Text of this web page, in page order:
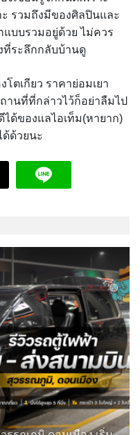
รวมถึงมีของศิลปินและ
บบรวมอยู่ด้วย ไม่ควร
ที่ระลึกกลับบ้านดู
ตเกียว ราคาย่อมเยา
านที่ที่กล่าวไว้ก็อย่าลืมไป
ด้ของแลไอเท็ม(หายาก)
ด้วยนะ